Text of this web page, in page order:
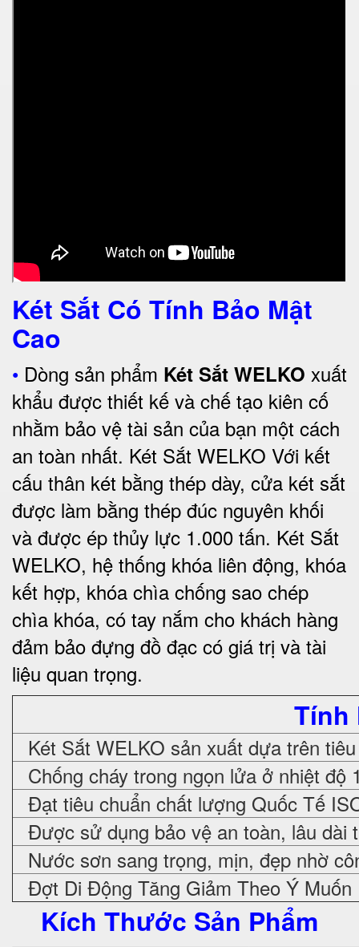
Két Sắt Có Tính Bảo Mật
Cao
• Dòng sản phẩm Két Sắt WELKO xuất
khẩu được thiết kế và chế tạo kiên cố
nhằm bảo vệ tài sản của bạn một cách
an toàn nhất. Két Sắt WELKO Với kết
cấu thân két bằng thép dày, cửa két sắt
được làm bằng thép đúc nguyên khối
và được ép thủy lực 1.000 tấn. Két Sắt
WELKO, hệ thống khóa liên động, khóa
kết hợp, khóa chìa chống sao chép
chìa khóa, có tay nắm cho khách hàng
đảm bảo đựng đồ đạc có giá trị và tài
liệu quan trọng.
Tính
Két Sắt WELKO sản xuất dựa trên
Chống cháy trong ngọn lửa ở nhiệt độ
Đạt tiêu chuẩn chất lượng Quốc Tế
Được sử dụng bảo vệ an toàn, lâu dài
Nước sơn sang trọng, mịn, đẹp nhờ
Đợt Di Động Tăng Giảm Theo Ý Muốn
Kích Thước Sản Phẩm